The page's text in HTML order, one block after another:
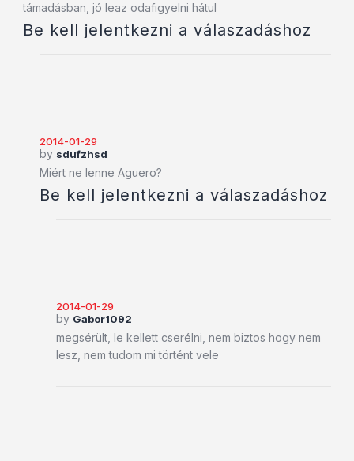
támadásban, jó leaz odafigyelni hátul
Be kell jelentkezni a válaszadáshoz
2014-01-29
by sdufzhsd
Miért ne lenne Aguero?
Be kell jelentkezni a válaszadáshoz
2014-01-29
by Gabor1092
megsérült, le kellett cserélni, nem biztos hogy nem
lesz, nem tudom mi történt vele